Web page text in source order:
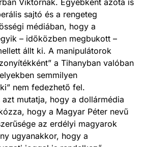
sajtó és a rengeteg
médiában, hogy a
– időközben megbukott –
állt ki. A manipulátorok
a Tihanyban valóban
semmilyen
nem fedezhető fel.
mutatja, hogy a dollármédia
hogy a Magyar Péter nevű
az erdélyi magyarok
ugyanakkor, hogy a